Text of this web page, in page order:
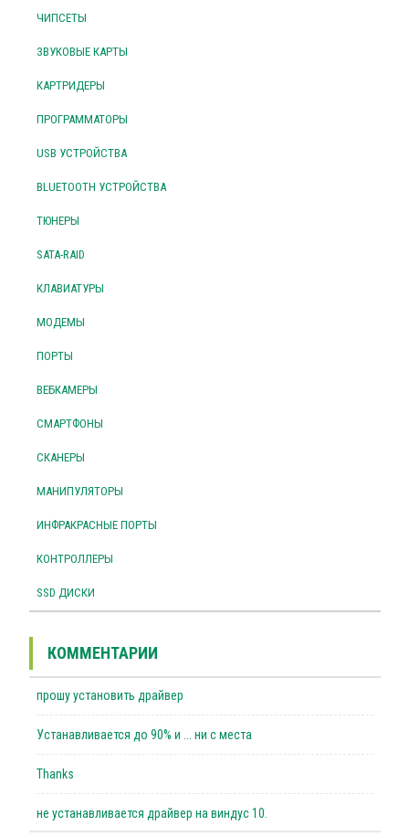
ЧИПСЕТЫ
ЗВУКОВЫЕ КАРТЫ
КАРТРИДЕРЫ
ПРОГРАММАТОРЫ
USB УСТРОЙСТВА
BLUETOOTH УСТРОЙСТВА
ТЮНЕРЫ
SATA-RAID
КЛАВИАТУРЫ
МОДЕМЫ
ПОРТЫ
ВЕБКАМЕРЫ
СМАРТФОНЫ
СКАНЕРЫ
МАНИПУЛЯТОРЫ
ИНФРАКРАСНЫЕ ПОРТЫ
КОНТРОЛЛЕРЫ
SSD ДИСКИ
КОММЕНТАРИИ
прошу установить драйвер
Устанавливается до 90% и ... ни с места
Thanks
не устанавливается драйвер на виндус 10.